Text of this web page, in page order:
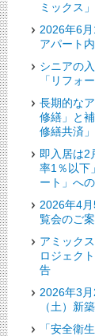
ミックス
2026年6月
アパート
シニアの
「リフォ
長期的な
修繕」と
修繕共済」
即入居は2
率1％以下
ート」へ
2026年4
覧会のご
アミック
ロジェク
告
2026年3
（土）新
「安全衛